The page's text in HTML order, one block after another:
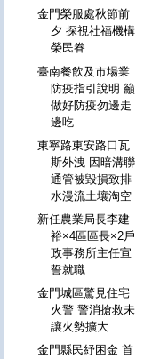
金門榮服處秋節前
夕 探視社福機構
榮民眷
臺南餐飲及市場業
防疫指引說明 籲
做好防疫勿邊走
邊吃
東寧路東安路口瓦
斯外洩 因暗溝聯
通管被毀損致排
水漫流土壤淘空
新任農業局長李建
裕×4區區長×2戶
政事務所主任宣
誓就職
金門城區驚見住宅
火警 警消搶救未
讓火勢擴大
金門縣民紓困金 首